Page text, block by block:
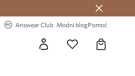
Answear Club Modni blogPomoć